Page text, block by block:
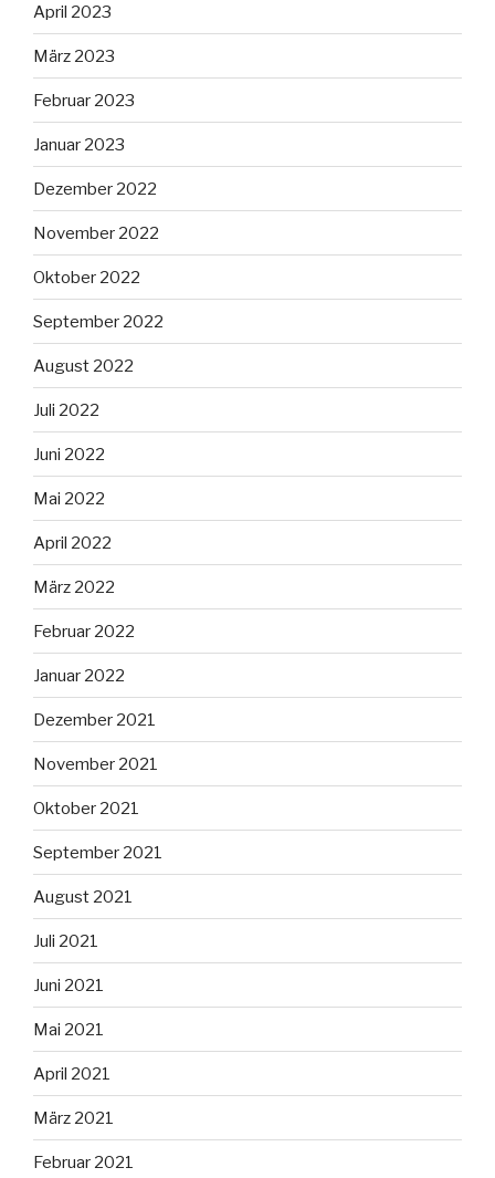
April 2023
März 2023
Februar 2023
Januar 2023
Dezember 2022
November 2022
Oktober 2022
September 2022
August 2022
Juli 2022
Juni 2022
Mai 2022
April 2022
März 2022
Februar 2022
Januar 2022
Dezember 2021
November 2021
Oktober 2021
September 2021
August 2021
Juli 2021
Juni 2021
Mai 2021
April 2021
März 2021
Februar 2021